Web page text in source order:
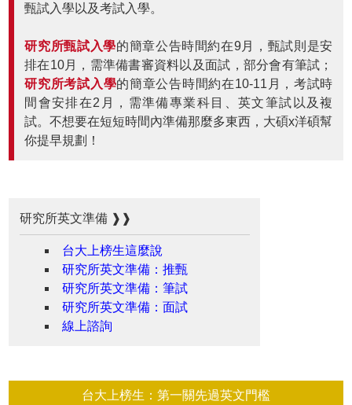
甄試入學以及考試入學。
研究所甄試入學的簡章公告時間約在9月，甄試則是安
排在10月，需準備書審資料以及面試，部分會有筆試；
研究所考試入學的簡章公告時間約在10-11月，考試時
間會安排在2月，需準備專業科目、英文筆試以及複
試。不想要在短短時間內準備那麼多東西，大碩x洋碩幫
你提早規劃！
研究所英文準備 ❱❱
台大上榜生這麼說
研究所英文準備：推甄
研究所英文準備：筆試
研究所英文準備：面試
線上諮詢
台大上榜生：第一關先過英文門檻